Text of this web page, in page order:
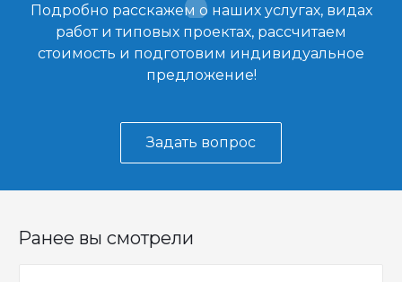
Подробно расскажем о наших услугах, видах
работ и типовых проектах, рассчитаем
стоимость и подготовим индивидуальное
предложение!
Задать вопрос
Ранее вы смотрели